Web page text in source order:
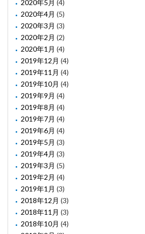
2020年5月 (4)
2020年4月 (5)
2020年3月 (3)
2020年2月 (2)
2020年1月 (4)
2019年12月 (4)
2019年11月 (4)
2019年10月 (4)
2019年9月 (4)
2019年8月 (4)
2019年7月 (4)
2019年6月 (4)
2019年5月 (3)
2019年4月 (3)
2019年3月 (5)
2019年2月 (4)
2019年1月 (3)
2018年12月 (3)
2018年11月 (3)
2018年10月 (4)